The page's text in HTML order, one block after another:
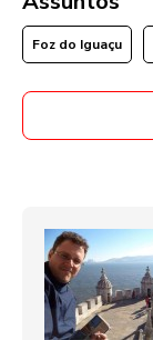
Foz do Iguaçu